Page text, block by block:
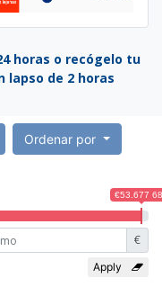
horas o recógelo tu
lapso de 2 horas
Ordenar por
€53.677
€